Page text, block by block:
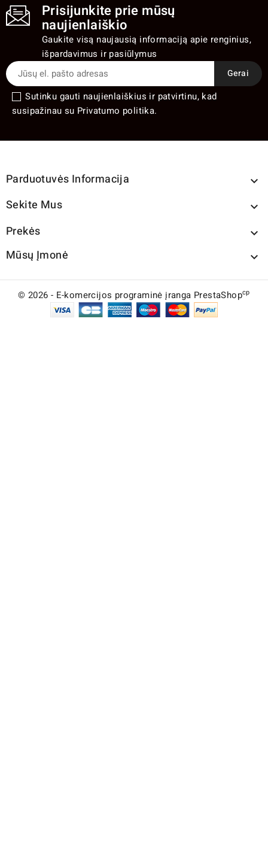
Prisijunkite prie mūsų
naujienlaiškio
Gaukite visą naujausią informaciją apie renginius,
išpardavimus ir pasiūlymus
Sutinku gauti naujienlaiškius ir patvirtinu, kad
susipažinau su Privatumo politika.
Parduotuvės Informacija 
Sekite Mus 
Prekės 
Mūsų Įmonė 
© 2026 - E-komercijos programinė įranga PrestaShopcp